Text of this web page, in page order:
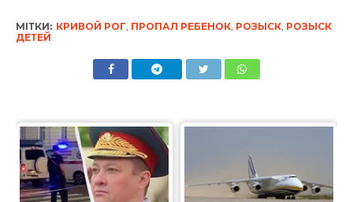
МІТКИ: КРИВОЙ РОГ ПРОПАЛ РЕБЕНОК, РОЗЫСК, РОЗЫСК
ДЕТЕЙ